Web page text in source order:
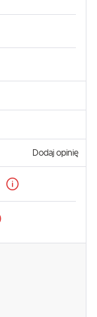
Dodaj opinię